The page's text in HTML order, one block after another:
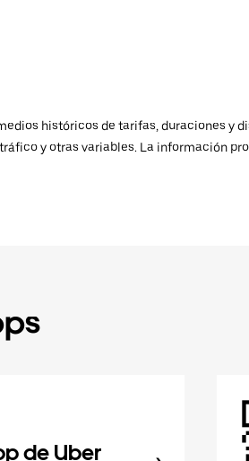
históricos de tarifas, duraciones y
y otras variables. La información
de Uber